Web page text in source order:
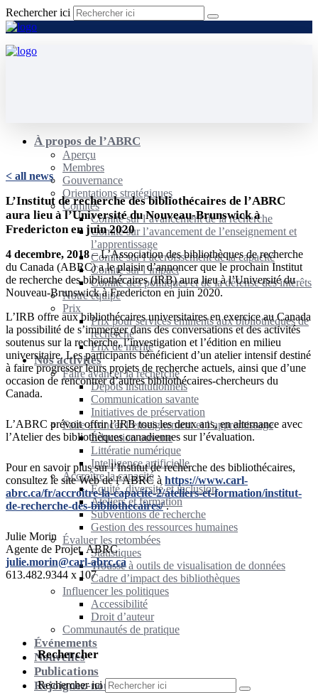
Rechercher ici
À propos de l’ABRC
Aperçu
Membres
Gouvernance
Orientations stratégiques
Comités
Comité sur l’avancement de la recherche
Comité sur l’avancement de l’enseignement et
l’apprentissage
Comité sur l’accroissement de la capacité
Comité sur l’impact
Comité des politiques et de la défense des intérêts
Notre équipe
Prix
Prix pour services éminents aux bibliothèques de
recherche
Prix de mérite
Nos activités
Faire avancer la recherche
Dépôts institutionnels
Communication savante
Initiatives de préservation
Faire avancer l’enseignement et l’apprentissage
Éducation ouverte
Littératie numérique
Intelligence artificielle
Accroître la capacité
Équité, diversité et inclusion
Ateliers et formation
Subventions de recherche
Gestion des ressources humaines
Évaluer les retombées
Statistiques
Trousse à outils de visualisation de données
Cadre d’impact des bibliothèques
Influencer les politiques
Accessibilité
Droit d’auteur
Communautés de pratique
Événements
Nouvelles
Publications
Rejoignez-nous
< all news
L’Institut de recherche des bibliothécaires de l’ABRC
aura lieu à l’Université du Nouveau-Brunswick à
Fredericton en juin 2020
4 decembre, 2018– L’Association des bibliothèques de recherche
du Canada (ABRC) a le plaisir d’annoncer que le prochain Institut
de recherche des bibliothécaires (IRB) aura lieu à l’Université du
Nouveau-Brunswick à Fredericton en juin 2020.
L’IRB offre aux bibliothécaires universitaires en exercice au Canada
la possibilité de s’immerger dans des conversations et des activités
soutenus sur la recherche, l’investigation et l’édition en milieu
universitaire. Les participants bénéficient d’un atelier intensif destiné
à faire progresser leurs projets de recherche actuels, ainsi que d’une
occasion de rencontrer d’autres bibliothécaires-chercheurs du
Canada.
L’ABRC prévoit offrir l’IRB tous les deux ans, en alternance avec
l’Atelier des bibliothèques canadiennes sur l’évaluation.
Pour en savoir plus sur l’Institut de recherche des bibliothécaires,
consultez le site Web de l’ABRC à https://www.carl-
abrc.ca/fr/accroitre-la-capacite-2/ateliers-et-formation/institut-
de-recherche-des-bibliothecaires/.
Julie Morin
Agente de Projet, ABRC
julie.morin@carl-abrc.ca
613.482.9344 x 107
Rechercher
Rechercher ici